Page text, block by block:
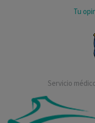
Tu
Servicio